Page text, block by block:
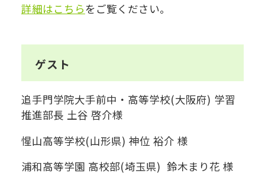
詳細はこちらをご覧ください。
ゲスト
追手門学院大手前中・高等学校(大阪府) 学習
推進部長 土谷 啓介様
惺山高等学校(山形県) 神位 裕介 様
浦和高等学園 高校部(埼玉県) 鈴木まり花 様